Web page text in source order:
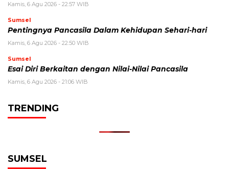
Kamis, 6 Agu 2026 - 22:57 WIB
Sumsel
Pentingnya Pancasila Dalam Kehidupan Sehari-hari
Kamis, 6 Agu 2026 - 22:50 WIB
Sumsel
Esai Diri Berkaitan dengan Nilai-Nilai Pancasila
Kamis, 6 Agu 2026 - 21:06 WIB
TRENDING
SUMSEL